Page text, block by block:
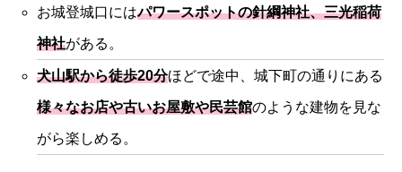
お城登城口にはパワースポットの針綱神社、三光稲荷
神社がある。
犬山駅から徒歩20分ほどで途中、城下町の通りにある
様々なお店や古いお屋敷や民芸館のような建物を見な
がら楽しめる。